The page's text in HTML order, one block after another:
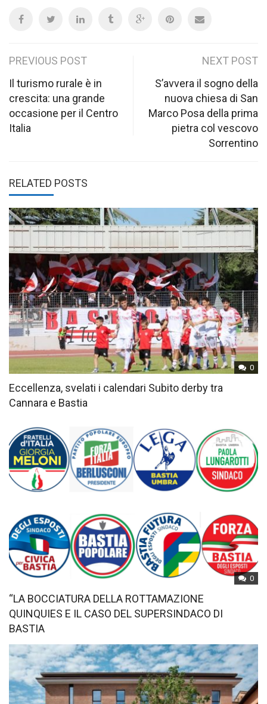
Post
navigation
PREVIOUS POST
Il turismo rurale è in
crescita: una grande
occasione per il Centro
Italia
NEXT POST
S’avvera il sogno della
nuova chiesa di San
Marco Posa della prima
pietra col vescovo
Sorrentino
RELATED POSTS
0
Eccellenza, svelati i calendari Subito derby tra
Cannara e Bastia
0
“LA BOCCIATURA DELLA ROTTAMAZIONE
QUINQUIES E IL CASO DEL SUPERSINDACO DI
BASTIA